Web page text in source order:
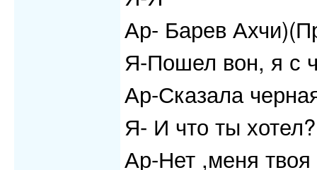
Ар- Барев
Я-Пошел вон, я с
Ар-Сказала
Я- И что ты
Ар-Нет ,меня